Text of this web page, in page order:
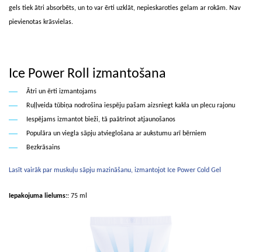
gels tiek ātri absorbēts, un to var ērti uzklāt, nepieskaroties gelam ar rokām. Nav
pievienotas krāsvielas.
Ice Power Roll izmantošana
Ātri un ērti izmantojams
Ruļļveida tūbiņa nodrošina iespēju pašam aizsniegt kakla un plecu rajonu
Iespējams izmantot bieži, tā paātrinot atjaunošanos
Populāra un viegla sāpju atvieglošana ar aukstumu arī bērniem
Bezkrāsains
Lasīt vairāk par muskuļu sāpju mazināšanu, izmantojot Ice Power Cold Gel
Iepakojuma lielums:: 75 ml